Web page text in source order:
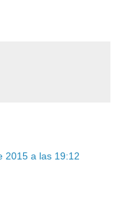
2015 a las 19:12